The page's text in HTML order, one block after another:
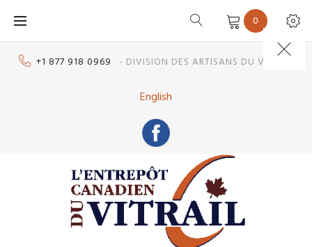
0
+1 877 918 0969 - DIVISION DES ARTISANS DU VITRAIL
English